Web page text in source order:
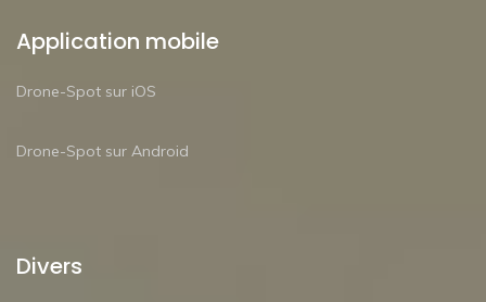
Application mobile
Drone-Spot sur iOS
Drone-Spot sur Android
Divers